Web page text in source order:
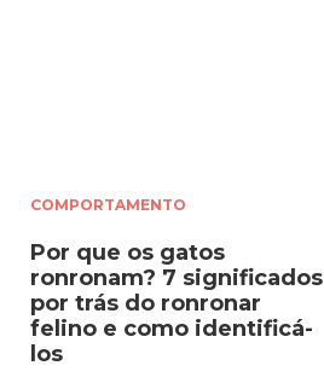
COMPORTAMENTO
Por que os gatos
ronronam? 7 significados
por trás do ronronar
felino e como identificá-
los